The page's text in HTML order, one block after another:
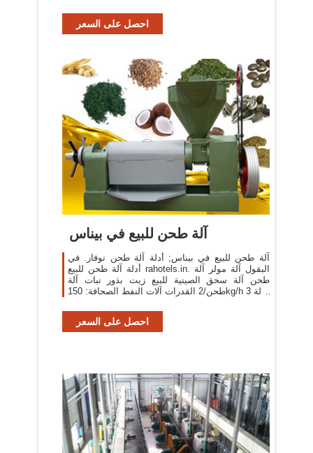
احصل على السعر
آلة طحن للبيع في بيناس
آلة طحن للبيع في بيناس; أدلة آلة طحن نوفار. في
أدلة آلة طحن للبيع rahotels.in. البقول آلة مولر آلة
طحن آلة سحق الصينية للبيع زيت بذور نبات آلة
طحن/2 القدرات آلات النفط الصحافة: 150kg/h 3 حالة
احصل على السعر